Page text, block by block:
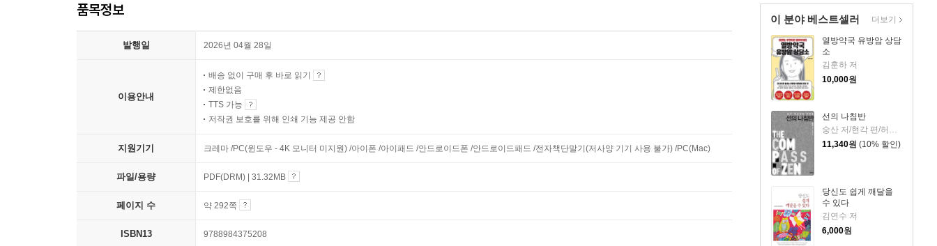
이 분야 베스트셀러
열방약국 유방암 상담
소
김훈하 저
10,000원
선의 나침반
11,340원 (10% 할인)
당신도 쉽게 깨달을
수 있다
김연수 저
6,000원
더보기
품목정보
발행일 2026년 04월 28일
이용안내
배송 없이 구매 후 바로 읽기
제한없음
TTS 가능
저작권 보호를 위해 인쇄 기능 제공 안함
지원기기 크레마 /PC(윈도우 - 4K 모니터 미지원) /아이폰 /아이패드 /안드로이드폰 /안드로이드패드 /전자책단말기(저사양 기기 사용 불가) /PC(Mac)
파일/용량 PDF(DRM) | 31.32MB
페이지 수 약 292쪽
ISBN13 9788984375208